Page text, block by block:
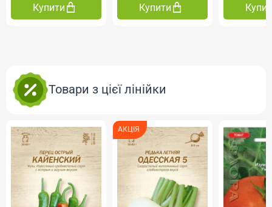
Купити Купити
Товари з цієї лінійки
АКЦІЯ